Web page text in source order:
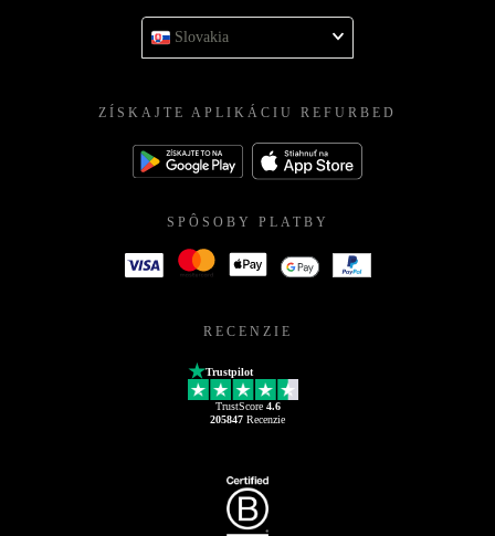
Slovakia
ZÍSKAJTE APLIKÁCIU REFURBED
SPÔSOBY PLATBY
RECENZIE
Trustpilot
TrustScore 4.6
205847 Recenzie